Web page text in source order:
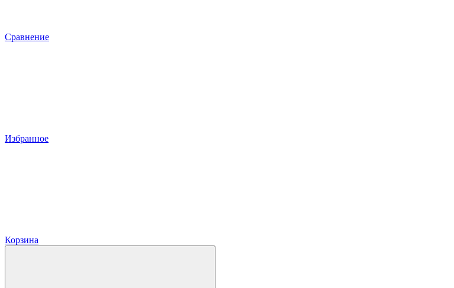
Сравнение
Избранное
Корзина